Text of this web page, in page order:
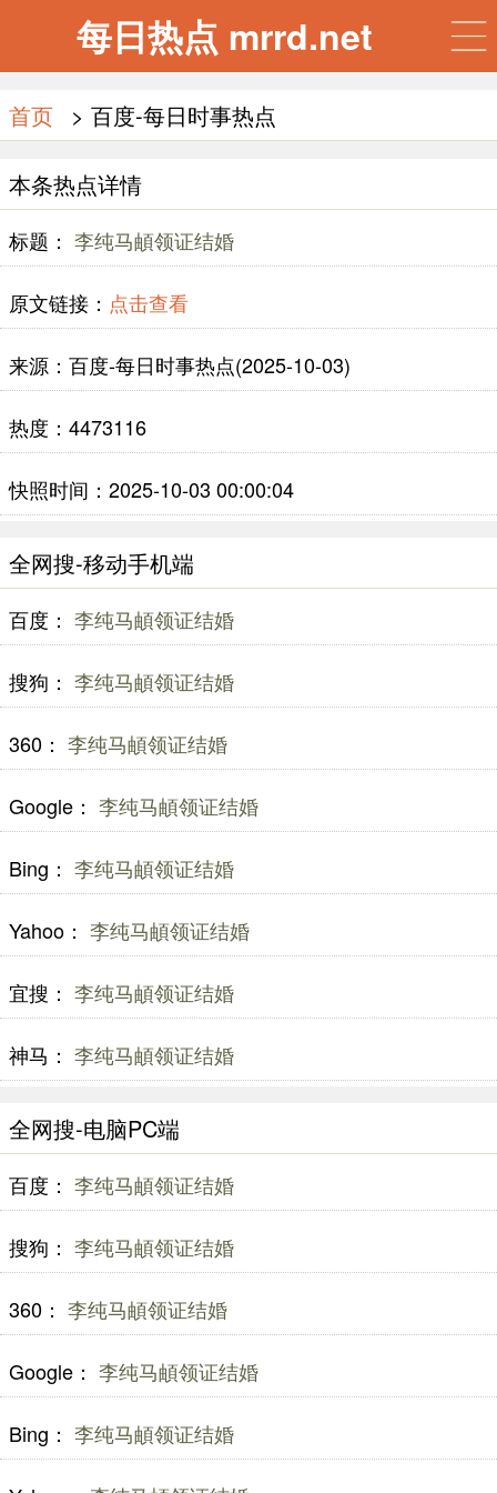
每日热点 mrrd.net
首页 > 百度-每日时事热点
本条热点详情
标题： 李纯马頔领证结婚
原文链接： 点击查看
来源：百度-每日时事热点(2025-10-03)
热度：4473116
快照时间：2025-10-03 00:00:04
全网搜-移动手机端
百度： 李纯马頔领证结婚
搜狗： 李纯马頔领证结婚
360： 李纯马頔领证结婚
Google： 李纯马頔领证结婚
Bing： 李纯马頔领证结婚
Yahoo： 李纯马頔领证结婚
宜搜： 李纯马頔领证结婚
神马： 李纯马頔领证结婚
全网搜-电脑PC端
百度： 李纯马頔领证结婚
搜狗： 李纯马頔领证结婚
360： 李纯马頔领证结婚
Google： 李纯马頔领证结婚
Bing： 李纯马頔领证结婚